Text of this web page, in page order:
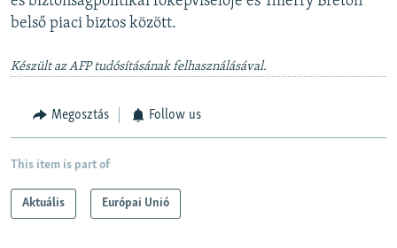
belső piaci biztos között.
Készült az AFP tudósításának felhasználásával.
Megosztás Follow us
This item is part of
Aktuális Európai Unió